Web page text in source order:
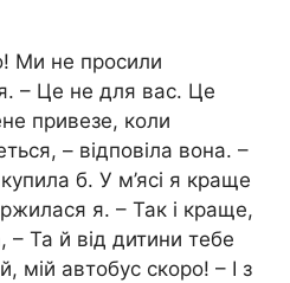
Ми не просили
– Це не для вас. Це
привезе, коли
– відповіла вона. –
б. У м’ясі я краще
я. – Так і краще,
– Та й від дитини тебе
мій автобус скоро! – І з